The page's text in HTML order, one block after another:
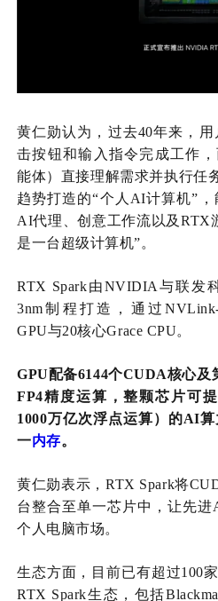
黄仁勋认为，过去40年来，
击按钮和输入指令完成工作
能体）直接理解需求并执行任
趋势打造的“个人AI计算机”，
AI代理、创意工作流以及RTX
是一台超级计算机”。
RTX Spark由NVIDIA与联发
3nm制程打造，通过
GPU与20核心Grace CPU。
GPU配备6144个CUDA核心及
FP4精度运算，整颗芯片可
1000万亿次浮点运算）的AI
一内存。
黄仁勋表示，RTX Spark将
台整合至单一芯片中，让先
个人电脑市场。
生态方面，目前已有超过100
RTX Spark生态，包括